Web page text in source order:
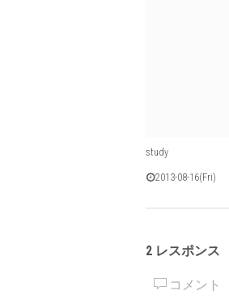
study
2013-08-16(Fri)
2 レスポンス
コメント